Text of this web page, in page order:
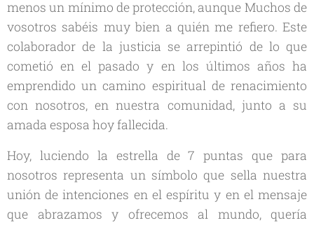
menos un mínimo de protección, aunque Muchos de
vosotros sabéis muy bien a quién me refiero. Este
colaborador de la justicia se arrepintió de lo que
cometió en el pasado y en los últimos años ha
emprendido un camino espiritual de renacimiento
con nosotros, en nuestra comunidad, junto a su
amada esposa hoy fallecida.
Hoy, luciendo la estrella de 7 puntas que para
nosotros representa un símbolo que sella nuestra
unión de intenciones en el espíritu y en el mensaje
que abrazamos y ofrecemos al mundo, quería